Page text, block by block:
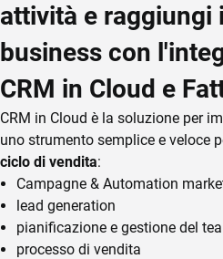
attività e raggiungi
business con
CRM in Cloud e
CRM in Cloud è la soluzione per
uno strumento semplice e veloce
ciclo di vendita:
Campagne & Automation
lead generation
pianificazione e gestione del
processo di vendita